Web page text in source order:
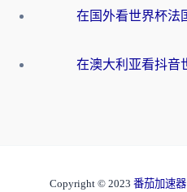
Copyright © 2023 番茄加速器